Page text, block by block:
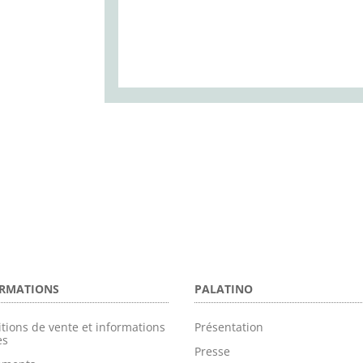
de vente et informations
PALATINO
Présentation
Presse